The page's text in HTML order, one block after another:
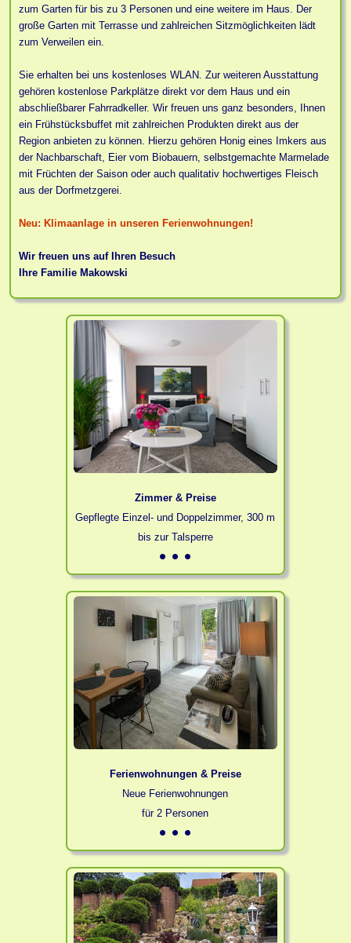
zum Garten für bis zu 3 Personen und eine weitere im Haus. Der
große Garten mit Terrasse und zahlreichen Sitzmöglichkeiten lädt
zum Verweilen ein.
Sie erhalten bei uns kostenloses WLAN. Zur weiteren Ausstattung
gehören kostenlose Parkplätze direkt vor dem Haus und ein
abschließbarer Fahrradkeller. Wir freuen uns ganz besonders, Ihnen
ein Frühstücksbuffet mit zahlreichen Produkten direkt aus der
Region anbieten zu können. Hierzu gehören Honig eines Imkers aus
der Nachbarschaft, Eier vom Biobauern, selbstgemachte Marmelade
mit Früchten der Saison oder auch qualitativ hochwertiges Fleisch
aus der Dorfmetzgerei.
Neu: Klimaanlage in unseren Ferienwohnungen!
Wir freuen uns auf Ihren Besuch
Ihre Familie Makowski
Zimmer & Preise
Gepflegte Einzel- und Doppelzimmer, 300 m
bis zur Talsperre
Ferienwohnungen & Preise
Neue Ferienwohnungen
für 2 Personen